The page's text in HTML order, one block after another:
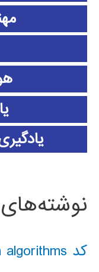
نوشته‌های
کد classical AI search algorithms